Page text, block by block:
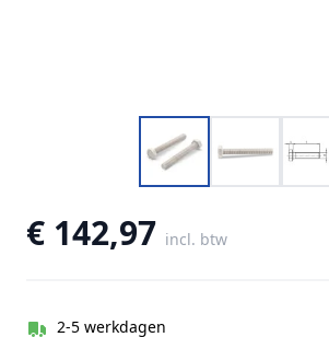
€ 142,97 incl. btw
2-5 werkdagen